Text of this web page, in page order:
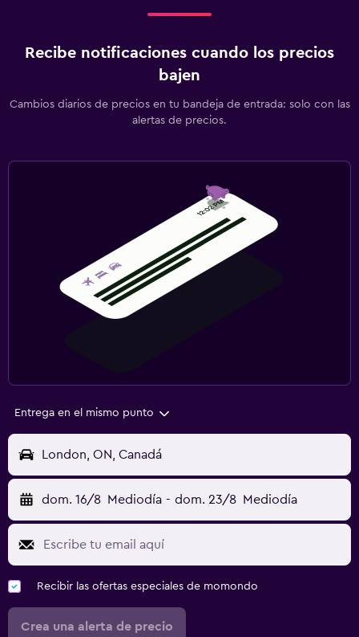
Recibe notificaciones cuando los precios
bajen
Cambios diarios de precios en tu bandeja de entrada: solo con las
alertas de precios.
Entrega en el mismo punto
London, ON, Canadá
dom. 16/8 Mediodía - dom. 23/8 Mediodía
Recibir las ofertas especiales de momondo
Crea una alerta de precio